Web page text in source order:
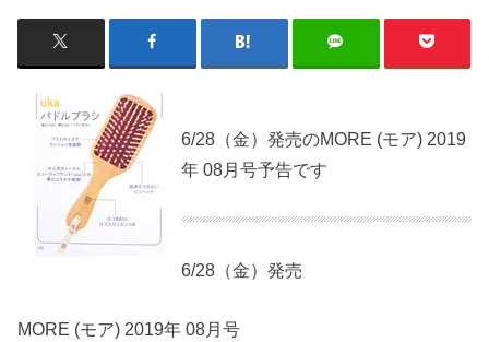
6/28（金）発売のMORE (モア) 2019
年 08月号予告です
6/28（金）発売
MORE (モア) 2019年 08月号